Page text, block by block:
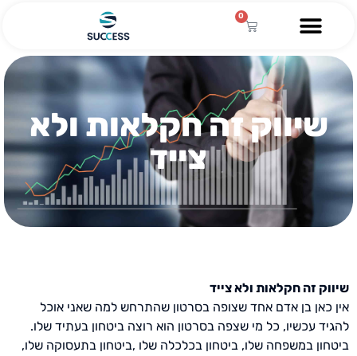
0
שיווק זה חקלאות ולא
צייד
שיווק זה חקלאות ולא צייד
אין כאן בן אדם אחד שצופה בסרטון שהתרחש למה שאני אוכל
להגיד עכשיו, כל מי שצפה בסרטון הוא רוצה ביטחון בעתיד שלו.
ביטחון במשפחה שלו, ביטחון בכלכלה שלו ,ביטחון בתעסוקה שלו,